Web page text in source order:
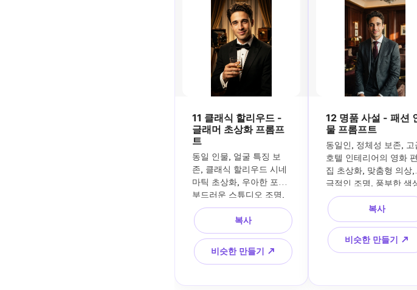
11 클래식 할리우드 -
글래머 초상화 프롬프
트
동일 인물, 얼굴 특징 보
존, 클래식 할리우드 시네
마틱 초상화, 우아한 포즈,
부드러운 스튜디오 조명,
빈티지 글래머 스타일링,
85mm 렌즈 룩, 세련된 메
이크업, 따뜻한 색상 등급,
고급스러운 영화배우 분위
기, 초현실적
복사
비슷한 만들기 ↗
12 명품 사설 - 패션
물 프롬프트
동일인, 정체성 보존, 고
호텔 인테리어의 영화 편
집 초상화, 맞춤형 의상,
극적인 조명, 풍부한 색
프리미엄 잡지 구성, 강
한 눈 접촉, 사실적인 피
및 원단 질감, 고급 패션
사진 룩
복사
비슷한 만들기 ↗